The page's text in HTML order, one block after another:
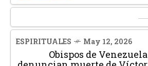
ESPIRITUALES May 12, 2026
Obispos de Venezuela